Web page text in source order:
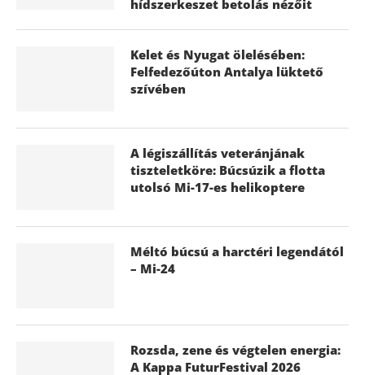
hídszerkeszet betolás nézőit
Kelet és Nyugat ölelésében:
Felfedezőúton Antalya lüktető
szívében
A légiszállítás veteránjának
tiszteletköre: Búcsúzik a flotta
utolsó Mi-17-es helikoptere
Méltó búcsú a harctéri legendától
– Mi-24
Rozsda, zene és végtelen energia:
A Kappa FuturFestival 2026